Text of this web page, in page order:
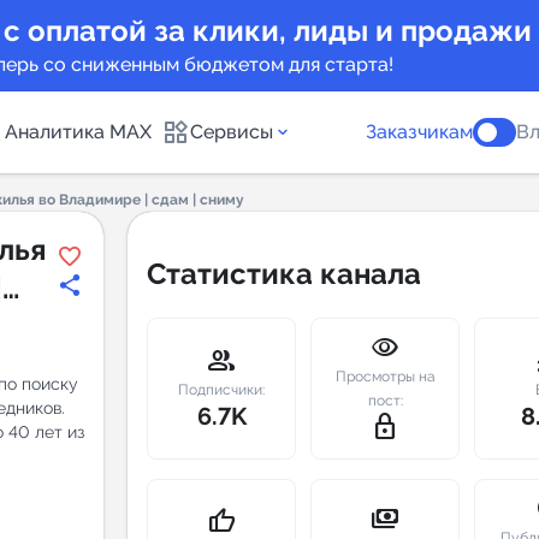
оплатой за клики, лиды и продажи
со сниженным бюджетом для старта!
Аналитика MAX Сервисы
Индекс
Telegram
New
Заказчикам
во Владимире | сдам | сниму
поиску
40 лет из
Статистика канала
group
Подписчики:
6.7K
visibility
Просмотры на
пост:
lock_outline
thumb_up payments